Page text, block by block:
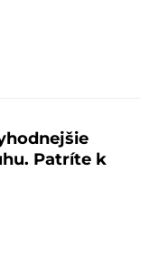
Patríte k